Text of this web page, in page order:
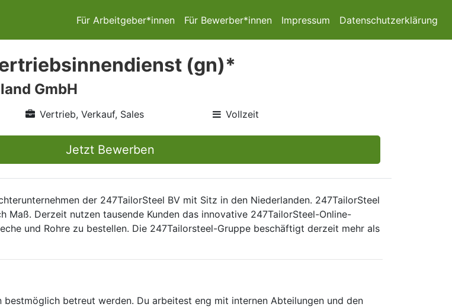
Für Arbeitgeber*innen Für Bewerber*innen Impressum Datenschutzerklärung
(gn)*
GmbH
Vertrieb, Verkauf, Sales Vollzeit
Jetzt Bewerben
der 247TailorSteel BV mit Sitz in den Niederlanden. 247TailorSteel
Maß. Derzeit nutzen tausende Kunden das innovative 247TailorSteel-Online-
und Rohre zu bestellen. Die 247Tailorsteel-Gruppe beschäftigt derzeit mehr als
betreut werden. Du arbeitest eng mit internen Abteilungen und den